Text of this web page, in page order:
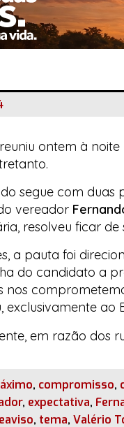
ontem à
segue com
vereador
resolveu ficar
a pauta foi
do candidato a
nos
exclusivamente ao
em razão dos
, compromisso,
, expectativa,
, tema, Valério